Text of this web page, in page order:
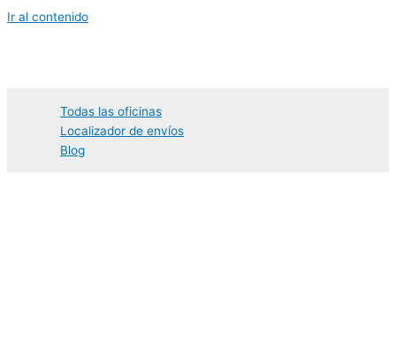
Ir al contenido
Todas las oficinas
Localizador de envíos
Blog